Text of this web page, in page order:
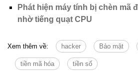
Phát hiện máy tính bị chèn mã
nhờ tiếng quạt CPU
Xem thêm về: hacker Bảo mật
tiền mã hóa tiền số